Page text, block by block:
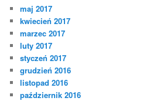
maj 2017
kwiecień 2017
marzec 2017
luty 2017
styczeń 2017
grudzień 2016
listopad 2016
październik 2016